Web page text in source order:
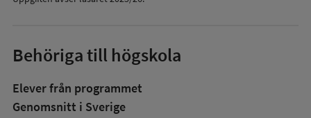
Behöriga till högskola
Elever från programmet
Genomsnitt i Sverige